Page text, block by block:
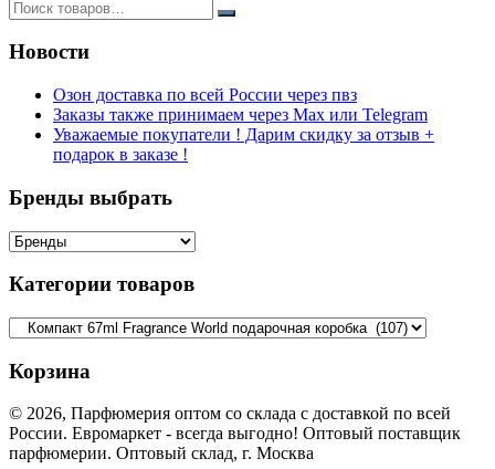
Новости
Озон доставка по всей России через пвз
Заказы также принимаем через Max или Telegram
Уважаемые покупатели ! Дарим скидку за отзыв +
подарок в заказе !
Бренды выбрать
Категории товаров
Корзина
© 2026, Парфюмерия оптом со склада с доставкой по всей
России. Евромаркет - всегда выгодно! Оптовый поставщик
парфюмерии. Оптовый склад, г. Москва